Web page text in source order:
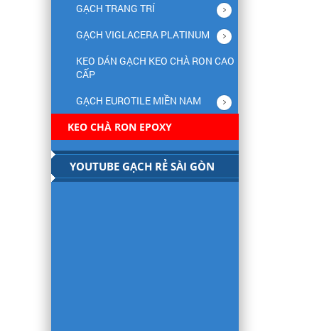
GẠCH TRANG TRÍ
GẠCH VIGLACERA PLATINUM
KEO DÁN GẠCH KEO CHÀ RON CAO
CẤP
GẠCH EUROTILE MIỀN NAM
KEO CHÀ RON EPOXY
YOUTUBE GẠCH RẺ SÀI GÒN